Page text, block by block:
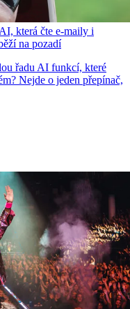
která čte e-maily i
na pozadí
řadu AI funkcí, které
Nejde o jeden přepínač,